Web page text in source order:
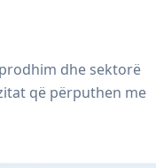
dhe sektorë
që përputhen me